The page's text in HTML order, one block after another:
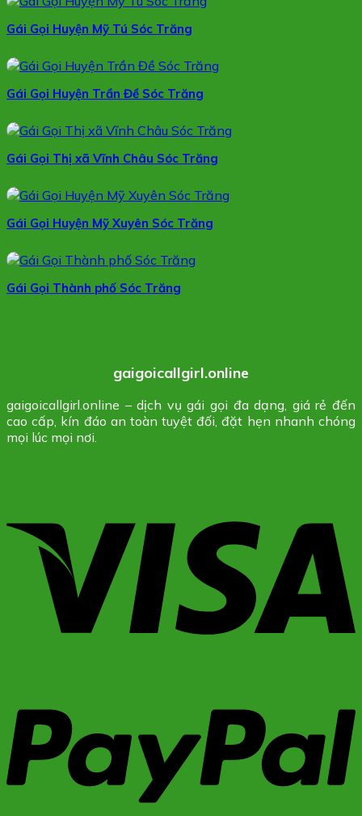
Gái Gọi Huyện Mỹ Tú Sóc Trăng
Gái Gọi Huyện Trần Đề Sóc Trăng
Gái Gọi Thị xã Vĩnh Châu Sóc Trăng
Gái Gọi Huyện Mỹ Xuyên Sóc Trăng
Gái Gọi Thành phố Sóc Trăng
gaigoicallgirl.online
gaigoicallgirl.online – dịch vụ gái gọi đa dạng, giá rẻ đến
cao cấp, kín đáo an toàn tuyệt đối, đặt hẹn nhanh chóng
mọi lúc mọi nơi.